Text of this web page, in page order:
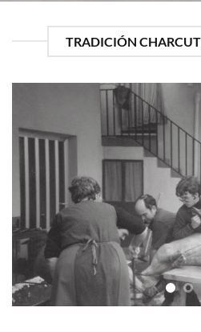
TRADICIÓN